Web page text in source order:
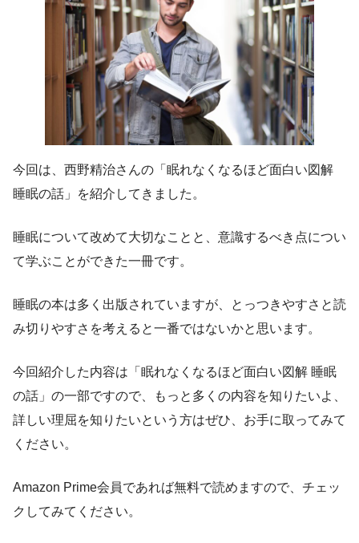
今回は、西野精治さんの「眠れなくなるほど面白い図解
睡眠の話」を紹介してきました。
睡眠について改めて大切なことと、意識するべき点につい
て学ぶことができた一冊です。
睡眠の本は多く出版されていますが、とっつきやすさと読
み切りやすさを考えると一番ではないかと思います。
今回紹介した内容は「眠れなくなるほど面白い図解 睡眠
の話」の一部ですので、もっと多くの内容を知りたいよ、
詳しい理屈を知りたいという方はぜひ、お手に取ってみて
ください。
Amazon Prime会員であれば無料で読めますので、チェッ
クしてみてください。